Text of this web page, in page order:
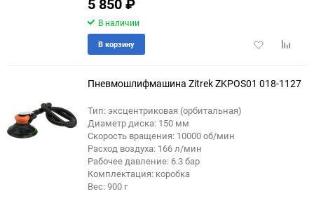
В наличии
Добавить
В корзину
Пневмошлифмашина Zitrek ZKPOS01 018-1127
Тип: эксцентриковая (орбитальная)
Диаметр диска: 150 мм
Скорость вращения: 10000 об/мин
Расход воздуха: 166 л/мин
Рабочее давление: 6.3 бар
Комплектация: коробка
Вес: 900 г